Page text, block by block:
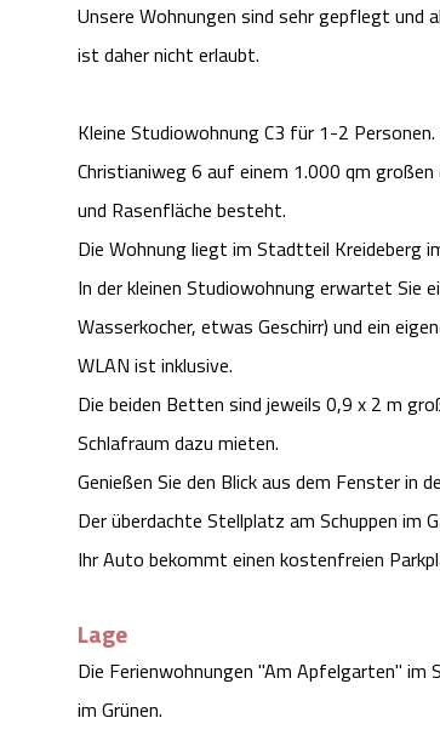
Unsere Wohnungen sind sehr gepflegt und
ist daher nicht erlaubt.
Kleine Studiowohnung C3 für 1-2
Christianiweg 6 auf einem 1.000 qm
und Rasenfläche besteht.
Die Wohnung liegt im Stadtteil Kreideberg
In der kleinen Studiowohnung erwartet Sie
Wasserkocher, etwas Geschirr) und ein
WLAN ist inklusive.
Die beiden Betten sind jeweils 0,9 x 2 m
Schlafraum dazu mieten.
Genießen Sie den Blick aus dem Fenster in
Der überdachte Stellplatz am Schuppen im
Ihr Auto bekommt einen kostenfreien
Lage
Die Ferienwohnungen "Am Apfelgarten"
im Grünen.